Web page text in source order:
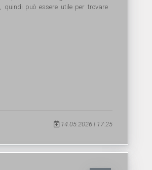
può essere utile per trovare
14.05.2026 | 17:25